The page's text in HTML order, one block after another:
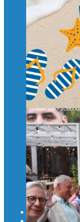
Merci à tous
🎯 Taxe
un
À l’Isep,
Mastères
valeurs
...Voir plus
il y a 2 mois
Voir sur
🚀Afterwork
🥳 Le 22
en Suisse
Merci à
CHEA pour